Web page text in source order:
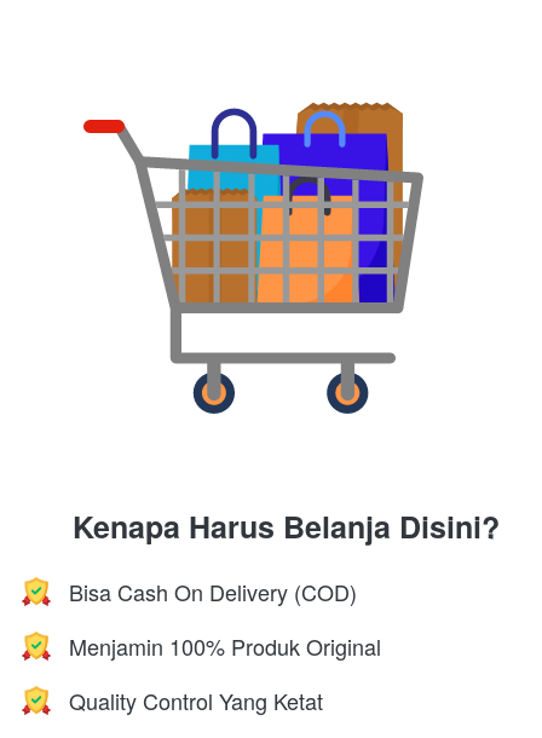
Kenapa Harus Belanja Disini?
Bisa Cash On Delivery (COD)
Menjamin 100% Produk Original
Quality Control Yang Ketat